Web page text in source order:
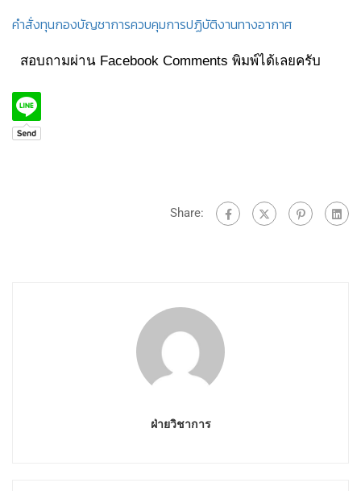
คำสั่งทุนกองบัญชาการควบคุมการปฏิบัติงานทางอากาศ
สอบถามผ่าน Facebook Comments พิมพ์ได้เลยครับ
Share:
ฝ่ายวิชาการ